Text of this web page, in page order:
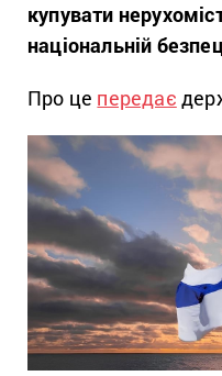
купувати
національній
Про це передає